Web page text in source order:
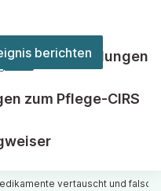
& Empfehlungen
zum Pflege-CIRS
Zweite
der
öffnen
berichten
vertauscht und falsch